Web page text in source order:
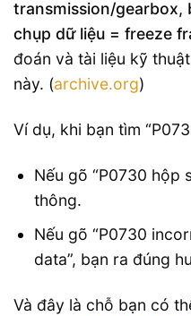
transmission/gearbox,
chụp dữ liệu = freeze
đoán và tài liệu kỹ
này. (archive.org)
Ví dụ, khi bạn tìm
Nếu gõ “P0730 hộp
thông.
Nếu gõ “P0730
data”, bạn ra đúng
Và đây là chỗ bạn có